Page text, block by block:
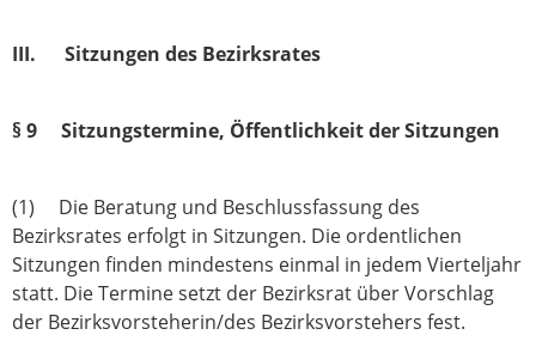
III. Sitzungen des Bezirksrates
§ 9 Sitzungstermine, Öffentlichkeit der Sitzungen
(1) Die Beratung und Beschlussfassung des
Bezirksrates erfolgt in Sitzungen. Die ordentlichen
Sitzungen finden mindestens einmal in jedem Vierteljahr
statt. Die Ter­mine setzt der Bezirksrat über Vorschlag
der Bezirksvorsteherin/des Bezirksvorstehers fest.